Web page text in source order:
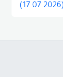
(17.07.2026)